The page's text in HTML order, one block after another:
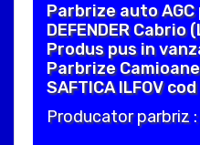
Parbrize auto AGC
DEFENDER Cabrio
Produs pus in
Parbrize
SAFTICA ILFOV
Producator parbriz :